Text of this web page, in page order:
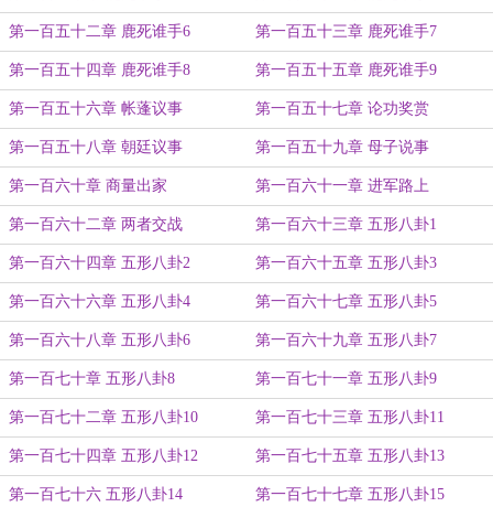
第一百五十二章 鹿死谁手6 第一百五十三章 鹿死谁手7
第一百五十四章 鹿死谁手8 第一百五十五章 鹿死谁手9
第一百五十六章 帐蓬议事 第一百五十七章 论功奖赏
第一百五十八章 朝廷议事 第一百五十九章 母子说事
第一百六十章 商量出家 第一百六十一章 进军路上
第一百六十二章 两者交战 第一百六十三章 五形八卦1
第一百六十四章 五形八卦2 第一百六十五章 五形八卦3
第一百六十六章 五形八卦4 第一百六十七章 五形八卦5
第一百六十八章 五形八卦6 第一百六十九章 五形八卦7
第一百七十章 五形八卦8 第一百七十一章 五形八卦9
第一百七十二章 五形八卦10 第一百七十三章 五形八卦11
第一百七十四章 五形八卦12 第一百七十五章 五形八卦13
第一百七十六 五形八卦14 第一百七十七章 五形八卦15